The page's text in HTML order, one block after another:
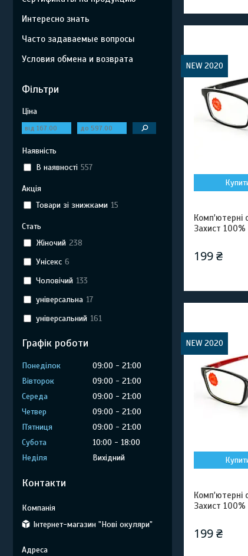
NEW 2020
Комп'ютерні
Захист
199 ₴
NEW 2020
Комп'ютерні
Захист
199 ₴
Интересно знать
Часто задаваемые вопросы
Условия обмена и возврата
Фільтри
Ціна
Наявність
В наявності 557
Акція
Товари зі знижками 15
Стать
Жіночий 238
Унісекс 6
Чоловічий 133
універсальна 17
універсальний 161
Графік роботи
Понеділок 09:00
21:00
Вівторок
09:00
21:00
Середа
09:00
21:00
Четвер
09:00
21:00
Пʼятниця
09:00
21:00
Субота
10:00
18:00
Неділя
Вихідний
Контакти
Інтернет-магазин "Нові окуляри"